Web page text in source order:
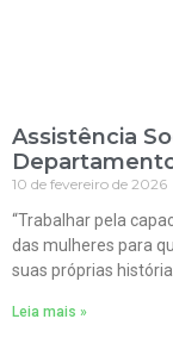
Assistência
10 de fevereiro de 2026
“Trabalhar pela
das mulheres para
suas próprias
Leia mais »